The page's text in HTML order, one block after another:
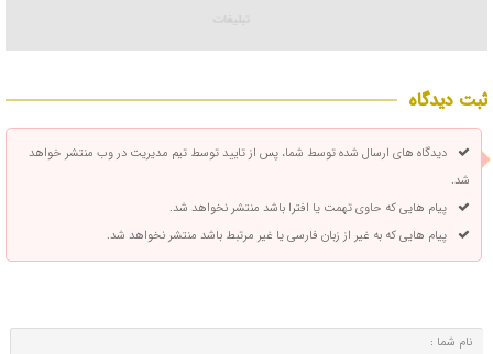
ثبت دیدگاه
دیدگاه های ارسال شده توسط شما، پس از تایید توسط تیم مدیریت در وب منتشر خواهد
شد.
پیام هایی که حاوی تهمت یا افترا باشد منتشر نخواهد شد.
پیام هایی که به غیر از زبان فارسی یا غیر مرتبط باشد منتشر نخواهد شد.